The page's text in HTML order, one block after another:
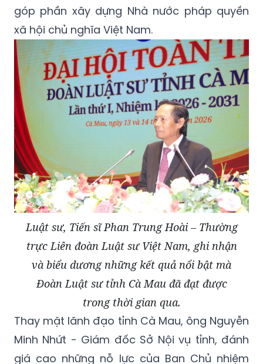
góp phần xây dựng Nhà nước pháp quyền
xã hội chủ nghĩa Việt Nam.
Luật sư, Tiến sĩ Phan Trung Hoài – Thường
trực Liên đoàn Luật sư Việt Nam, ghi nhận
và biểu dương những kết quả nổi bật mà
Đoàn Luật sư tỉnh Cà Mau đã đạt được
trong thời gian qua.
Thay mặt lãnh đạo tỉnh Cà Mau, ông Nguyễn
Minh Nhứt - Giám đốc Sở Nội vụ tỉnh, đánh
giá cao những nỗ lực của Ban Chủ nhiệm